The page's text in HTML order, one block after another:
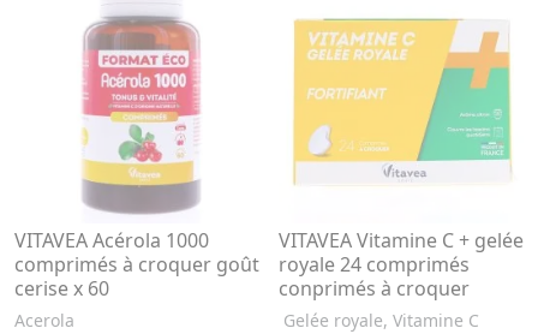
VITAVEA Acérola 1000
comprimés à croquer goût
cerise x 60
Acerola
VITAVEA Vitamine C + gelée
royale 24 comprimés
conprimés à croquer
Gelée royale, Vitamine C